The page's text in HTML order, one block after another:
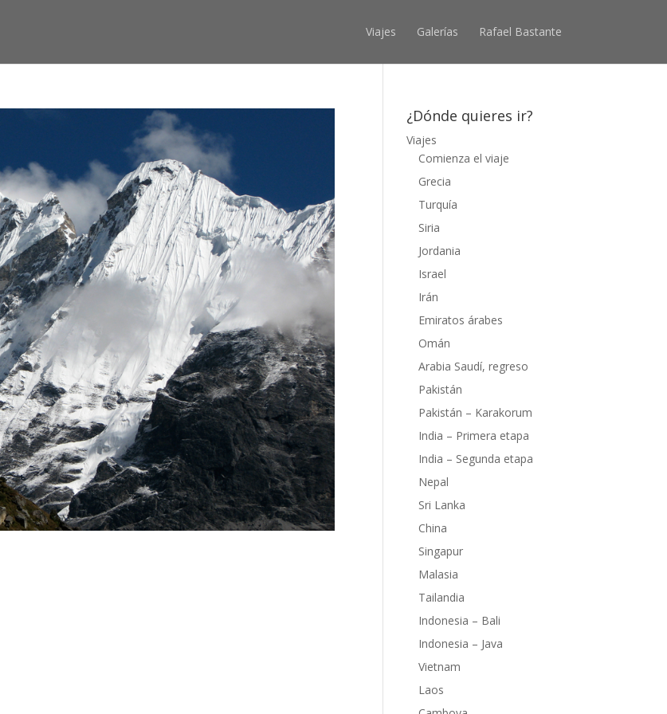
Viajes Galerías Rafael Bastante
¿Dónde quieres ir?
Viajes
Comienza el viaje
Grecia
Turquía
Siria
Jordania
Israel
Irán
Emiratos árabes
Omán
Arabia Saudí, regreso
Pakistán
Pakistán – Karakorum
India – Primera etapa
India – Segunda etapa
Nepal
Sri Lanka
China
Singapur
Malasia
Tailandia
Indonesia – Bali
Indonesia – Java
Vietnam
Laos